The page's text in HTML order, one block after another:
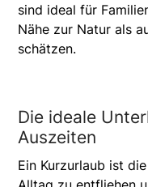
sind ideal für
Nähe zur Natur als
schätzen.
Die ideale
Auszeiten
Ein Kurzurlaub ist